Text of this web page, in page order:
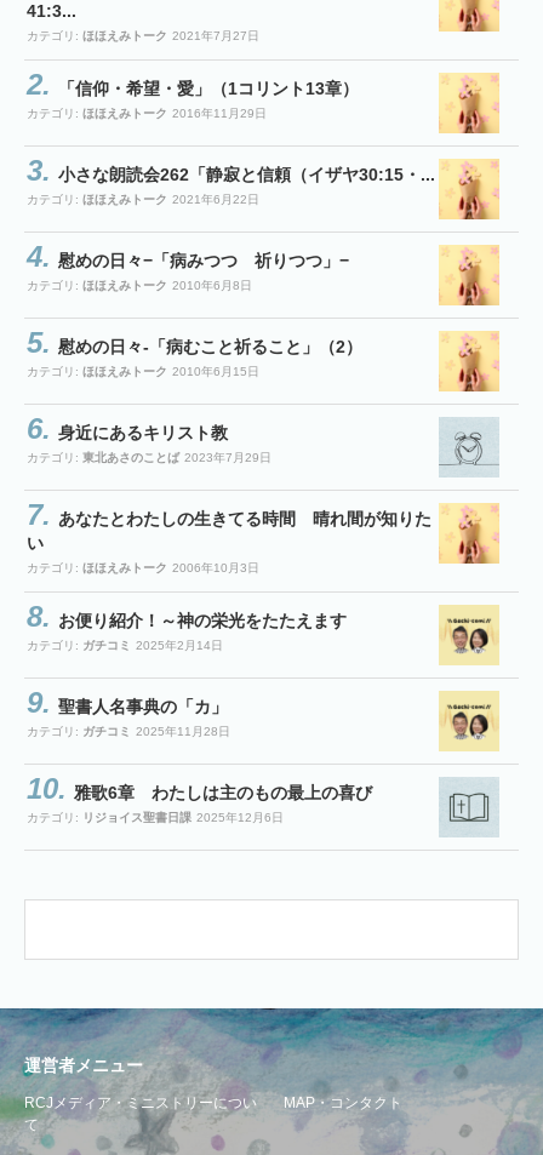
41:3...
カテゴリ: ほほえみトーク 2021年7月27日
「信仰・希望・愛」（1コリント13章）
カテゴリ: ほほえみトーク 2016年11月29日
小さな朗読会262「静寂と信頼（イザヤ30:15・...
カテゴリ: ほほえみトーク 2021年6月22日
慰めの日々−「病みつつ 祈りつつ」−
カテゴリ: ほほえみトーク 2010年6月8日
慰めの日々-「病むこと祈ること」（2）
カテゴリ: ほほえみトーク 2010年6月15日
身近にあるキリスト教
カテゴリ: 東北あさのことば 2023年7月29日
あなたとわたしの生きてる時間 晴れ間が知りた
い
カテゴリ: ほほえみトーク 2006年10月3日
お便り紹介！～神の栄光をたたえます
カテゴリ: ガチコミ 2025年2月14日
聖書人名事典の「カ」
カテゴリ: ガチコミ 2025年11月28日
雅歌6章 わたしは主のもの最上の喜び
カテゴリ: リジョイス聖書日課 2025年12月6日
運営者メニュー
RCJメディア・ミニストリーについ
て
MAP・コンタクト